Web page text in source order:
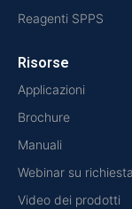
Reagenti SPPS
Risorse
Applicazioni
Brochure
Manuali
Webinar su richiesta
Video dei prodotti